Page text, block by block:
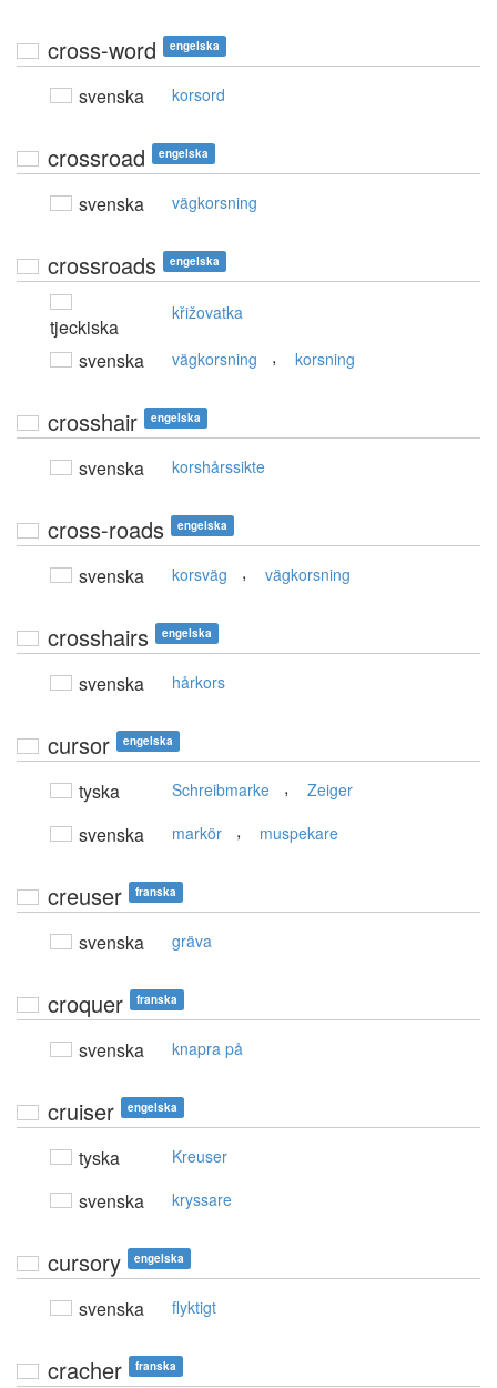
cross-word engelska
svenska korsord
crossroad engelska
svenska vägkorsning
crossroads engelska
tjeckiska
křižovatka
svenska vägkorsning , korsning
crosshair engelska
svenska korshårssikte
cross-roads engelska
svenska korsväg , vägkorsning
crosshairs engelska
svenska hårkors
cursor engelska
tyska Schreibmarke , Zeiger
svenska markör , muspekare
creuser franska
svenska gräva
croquer franska
svenska knapra på
cruiser engelska
tyska Kreuser
svenska kryssare
cursory engelska
svenska flyktigt
cracher franska